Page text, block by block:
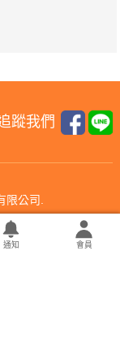
蹤我們
限公司.